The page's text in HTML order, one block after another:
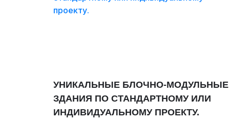
УНИКАЛЬНЫЕ БЛОЧНО-МОДУЛЬНЫЕ
ЗДАНИЯ ПО СТАНДАРТНОМУ ИЛИ
ИНДИВИДУАЛЬНОМУ ПРОЕКТУ.